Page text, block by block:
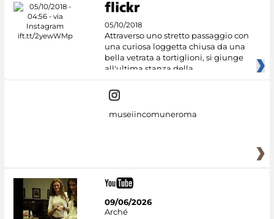
05/10/2018
Attraverso uno stretto passaggio con
una curiosa loggetta chiusa da una
bella vetrata a tortiglioni, si giunge
all'ultima stanza della
museiincomuneroma
09/06/2026
Arché